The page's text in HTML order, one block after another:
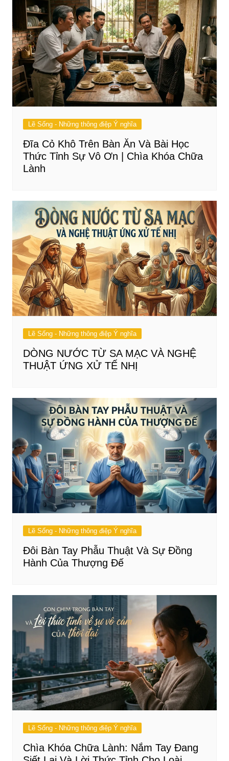
Lẽ Sống - Những thông điệp Ý nghĩa
Đĩa Cỏ Khô Trên Bàn Ăn Và Bài Học
Thức Tỉnh Sự Vô Ơn | Chìa Khóa Chữa
Lành
Lẽ Sống - Những thông điệp Ý nghĩa
DÒNG NƯỚC TỪ SA MẠC VÀ NGHỆ
THUẬT ỨNG XỬ TẾ NHỊ
Lẽ Sống - Những thông điệp Ý nghĩa
Đôi Bàn Tay Phẫu Thuật Và Sự Đồng
Hành Của Thượng Đế
Lẽ Sống - Những thông điệp Ý nghĩa
Chìa Khóa Chữa Lành: Nắm Tay Đang